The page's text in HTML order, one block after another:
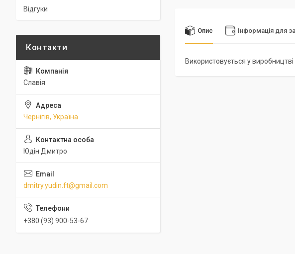
Опис Інформація для
Використовується у
Відгуки
Славія
Чернігів, Україна
Юдін Дмитро
dmitry.yudin.ft@gmail.com
+380 (93) 900-53-67